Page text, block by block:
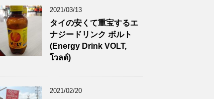
2021/03/13
タイの安くて重宝するエ
ナジードリンク ボルト
(Energy Drink VOLT,
โวลต์)
2021/02/20